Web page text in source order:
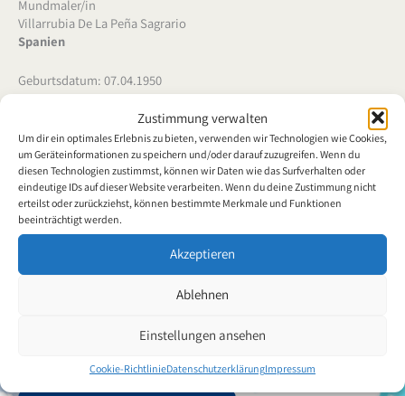
Zustimmung verwalten
Um dir ein optimales Erlebnis zu bieten, verwenden wir Technologien wie Cookies,
um Geräteinformationen zu speichern und/oder darauf zuzugreifen. Wenn du
diesen Technologien zustimmst, können wir Daten wie das Surfverhalten oder
eindeutige IDs auf dieser Website verarbeiten. Wenn du deine Zustimmung nicht
erteilst oder zurückziehst, können bestimmte Merkmale und Funktionen
beeinträchtigt werden.
Akzeptieren
Ablehnen
Einstellungen ansehen
Cookie-RichtlinieDatenschutzerklärungImpressum
Mundmaler/in
Villarrubia De La Peña Sagrario
Spanien
Geburtsdatum: 07.04.1950
Frau Sagrario Villarrubia wurde am 7. April 1950 geboren. Seit
frühester Kindheit ist sie an den Rollstuhl gebunden, da sie weder
Arme noch Beine gebrauchen kann. Nach dem Besuch der
Grundschule erwarb sie die Hochschulreife. Die Malerei war seit
ihrer Jugend ihre Leidenschaft, weswegen sie von klein an, das
Malen mit dem Mund übte. Dieses Interesse führte auch dazu, dass
fertigt Aquarelle, Acrylzeichnungen, Buntstiftzeichnungen,